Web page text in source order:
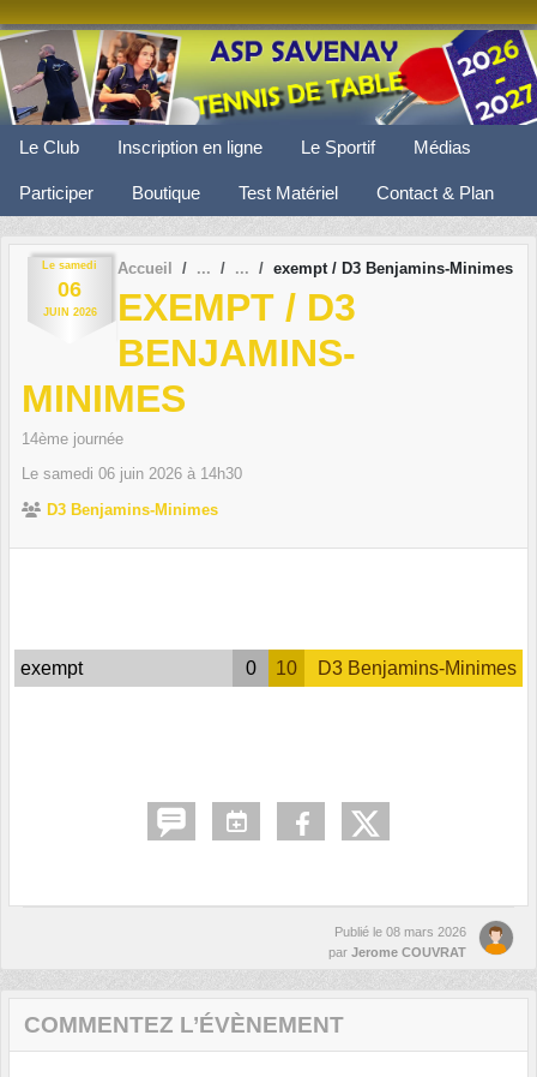
Le Club Inscription en ligne Le Sportif Médias
Participer Boutique Test Matériel Contact & Plan
Le samedi
06
JUIN 2026
Accueil exempt / D3 Benjamins-Minimes
EXEMPT / D3
BENJAMINS-
MINIMES
14ème journée
Le samedi 06 juin 2026 à 14h30
D3 Benjamins-Minimes
exempt 0 10 D3 Benjamins-Minimes
Publié le 08 mars 2026
par Jerome COUVRAT
COMMENTEZ L’ÉVÈNEMENT